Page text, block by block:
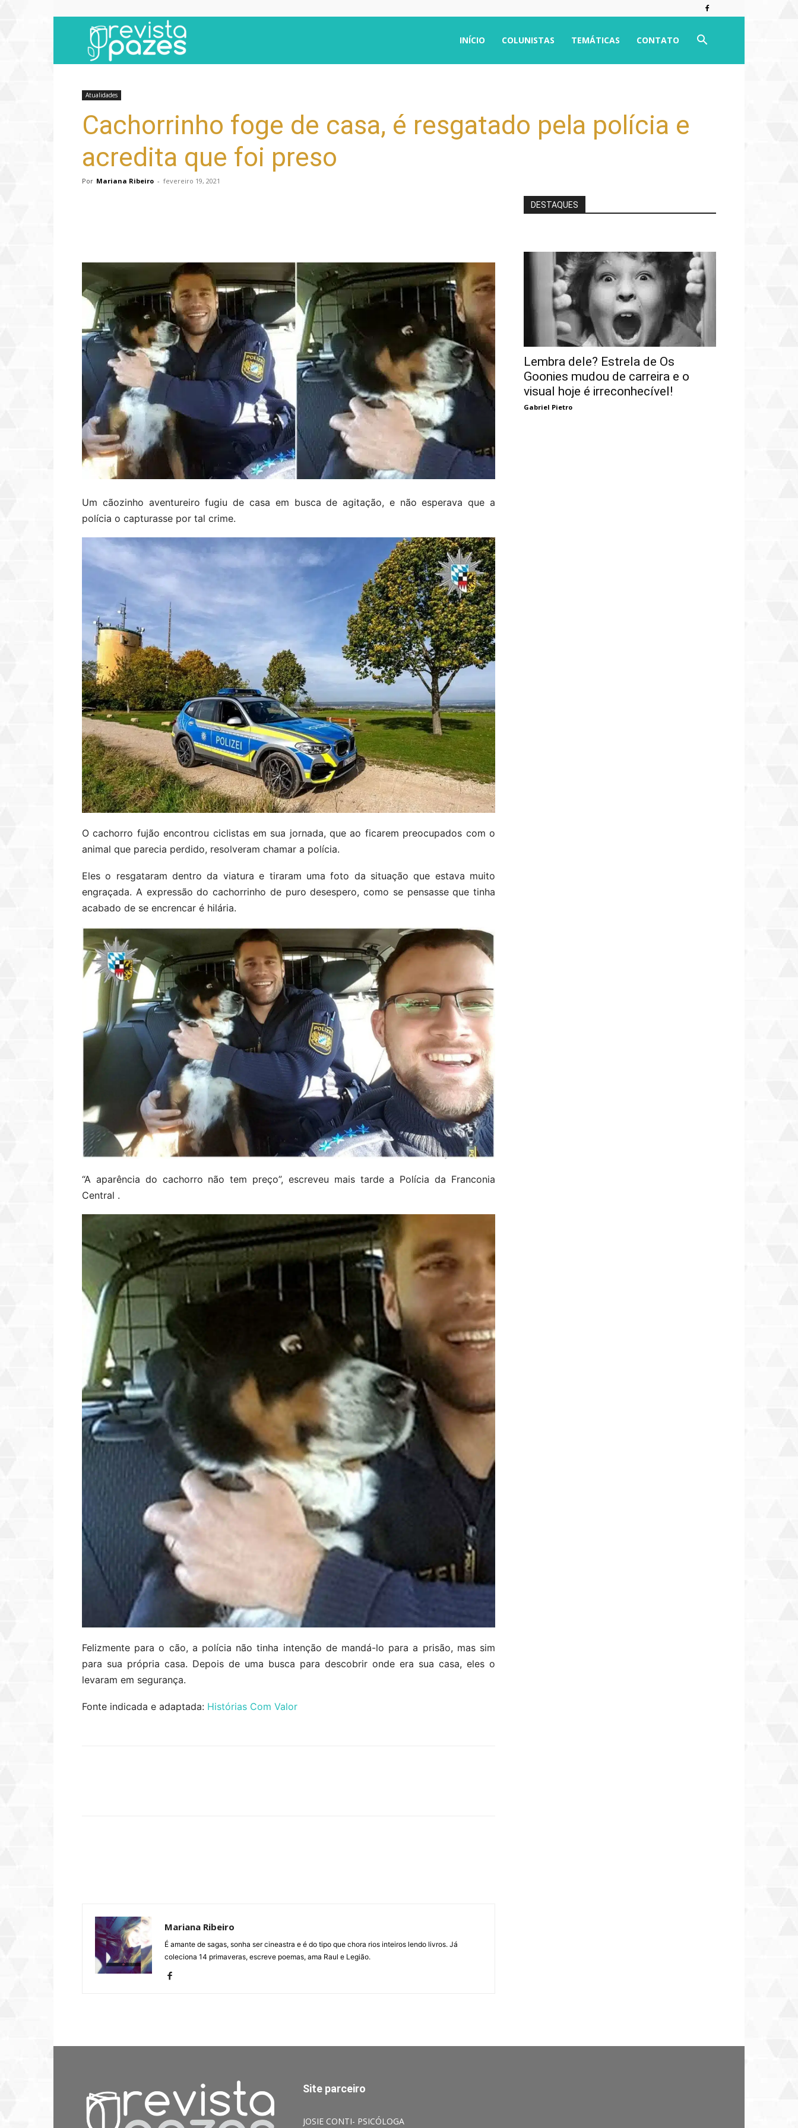
INÍCIO COLUNISTAS TEMÁTICAS CONTATO
Atualidades
Cachorrinho foge de casa, é resgatado pela polícia e
acredita que foi preso
Por Mariana Ribeiro - fevereiro 19, 2021
Um cãozinho aventureiro fugiu de casa em busca de agitação, e não esperava que a
polícia o capturasse por tal crime.
O cachorro fujão encontrou ciclistas em sua jornada, que ao ficarem preocupados com o
animal que parecia perdido, resolveram chamar a polícia.
Eles o resgataram dentro da viatura e tiraram uma foto da situação que estava muito
engraçada. A expressão do cachorrinho de puro desespero, como se pensasse que tinha
acabado de se encrencar é hilária.
“A aparência do cachorro não tem preço”, escreveu mais tarde a Polícia da Franconia
Central .
Felizmente para o cão, a polícia não tinha intenção de mandá-lo para a prisão, mas sim
para sua própria casa. Depois de uma busca para descobrir onde era sua casa, eles o
levaram em segurança.
Fonte indicada e adaptada: Histórias Com Valor
Mariana Ribeiro
É amante de sagas, sonha ser cineastra e é do tipo que chora rios inteiros lendo livros. Já
coleciona 14 primaveras, escreve poemas, ama Raul e Legião.
DESTAQUES
Lembra dele? Estrela de Os
Goonies mudou de carreira e o
visual hoje é irreconhecível!
Gabriel Pietro
Site parceiro
JOSIE CONTI- PSICÓLOGA